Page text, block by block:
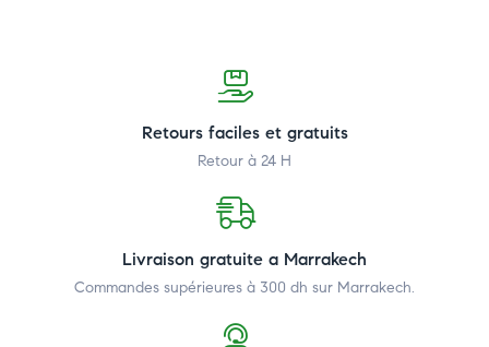
Retours faciles et gratuits
Retour à 24 H
Livraison gratuite a Marrakech
Commandes supérieures à 300 dh sur Marrakech.